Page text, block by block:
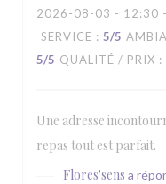
2026-08-03 - 12:30
SERVICE : 5/5
5/5 QUALITÉ / PRIX :
Une adresse
repas tout est parfait.
Flores'sens a